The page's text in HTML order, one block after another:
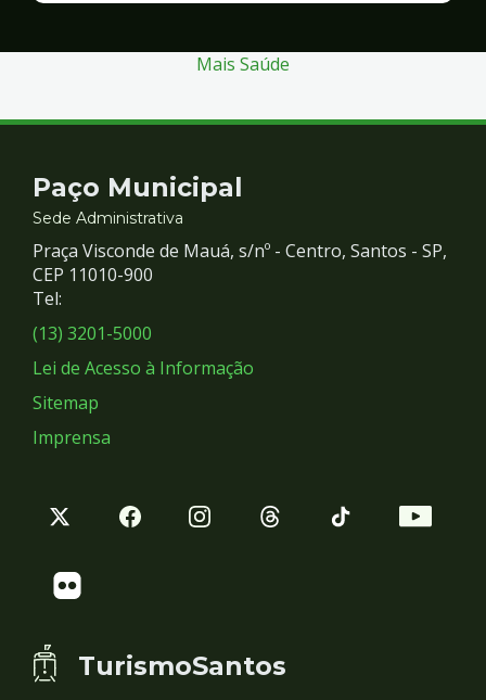
Segurança
Mais Saúde
Contato
e
Redes
Sociais
Paço Municipal
Sede Administrativa
Praça Visconde de Mauá, s/nº - Centro, Santos - SP,
CEP 11010-900
Tel:
(13) 3201-5000
Lei de Acesso à Informação
Sitemap
Imprensa
TurismoSantos